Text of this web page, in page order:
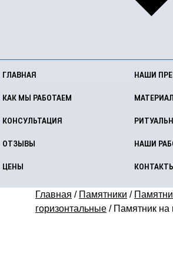
ГЛАВНАЯ НАШИ
КАК МЫ РАБОТАЕМ
КОНСУЛЬТАЦИЯ
ОТЗЫВЫ НАШИ
ЦЕНЫ
Главная / Памятники /
горизонтальные / Памятник на